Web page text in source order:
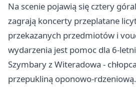
Na scenie pojawią się cztery
zagrają koncerty przeplatane
przekazanych przedmiotów i
wydarzenia jest pomoc dla 6-
Szymbary z Witeradowa -
przepukliną oponowo-